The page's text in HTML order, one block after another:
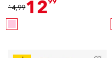
14,9912